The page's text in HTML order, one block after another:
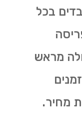
בכל
מראש
מחיר.